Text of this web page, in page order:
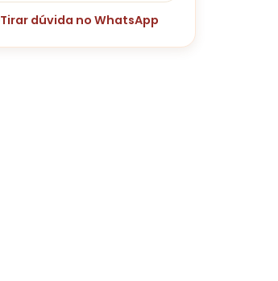
Tirar dúvida no WhatsApp